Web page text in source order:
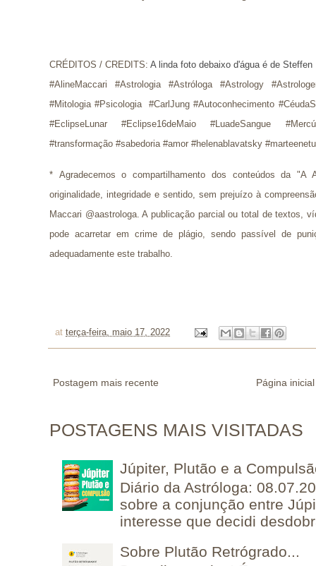
CRÉDITOS / CREDITS: A linda foto debaixo d'água é de Steffen
#AlineMaccari #Astrologia #Astróloga #Astrology
#Mitologia #Psicologia  #CarlJung #Autoconhecimento
#EclipseLunar #Eclipse16deMaio #LuadeSangue
#transformação #sabedoria #amor #helenablavatsky
* Agradecemos o compartilhamento dos conteúdos da
originalidade, integridade e sentido, sem prejuízo à
Maccari @aastrologa. A publicação parcial ou total de textos,
pode acarretar em crime de plágio, sendo passível de
adequadamente este trabalho.
at terça-feira, maio 17, 2022
Postagem mais recente Página inicial
POSTAGENS MAIS VISITADAS
Júpiter, Plutão e a
Diário da Astróloga:
sobre a conjunção entre
interesse que decidi
Sobre Plutão Retrógrado...